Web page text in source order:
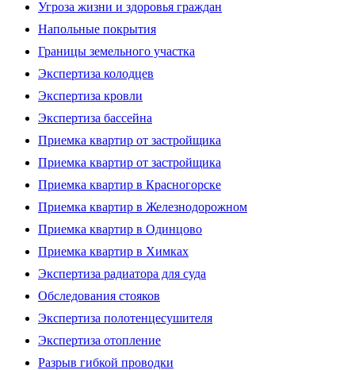
Угроза жизни и здоровья граждан
Напольные покрытия
Границы земельного участка
Экспертиза колодцев
Экспертиза кровли
Экспертиза бассейна
Приемка квартир от застройщика
Приемка квартир от застройщика
Приемка квартир в Красногорске
Приемка квартир в Железнодорожном
Приемка квартир в Одинцово
Приемка квартир в Химках
Экспертиза радиатора для суда
Обследования стояков
Экспертиза полотенцесушителя
Экспертиза отопление
Разрыв гибкой проводки